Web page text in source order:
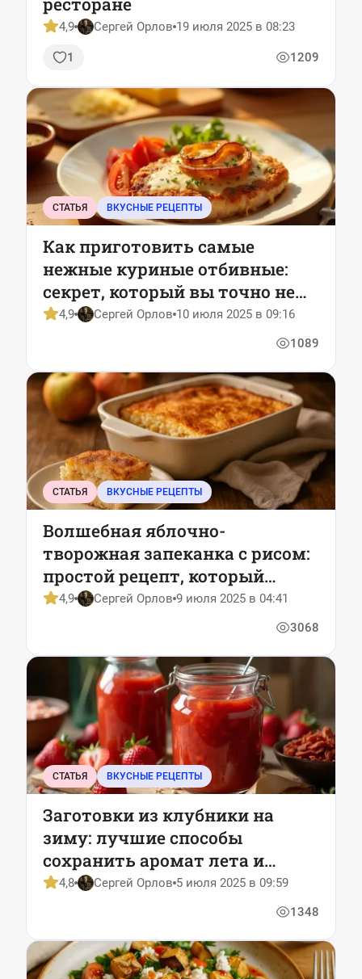
4,9 Сергей Орлов 19 июля 2025 в 08:23
1 1209
СТАТЬЯ ВКУСНЫЕ РЕЦЕПТЫ
Как приготовить самые
нежные куриные отбивные:
секрет, который вы точно не
знали
4,9 Сергей Орлов 10 июля 2025 в 09:16
1089
СТАТЬЯ ВКУСНЫЕ РЕЦЕПТЫ
Волшебная яблочно-
творожная запеканка с рисом:
простой рецепт, который
влюбляет с первой ложки
4,9 Сергей Орлов 9 июля 2025 в 04:41
3068
СТАТЬЯ ВКУСНЫЕ РЕЦЕПТЫ
Заготовки из клубники на
зиму: лучшие способы
сохранить аромат лета и
удивить близких
4,8 Сергей Орлов 5 июля 2025 в 09:59
1348